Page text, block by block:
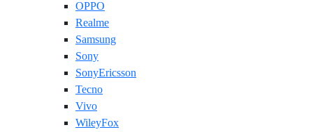
OPPO
Realme
Samsung
Sony
SonyEricsson
Tecno
Vivo
WileyFox